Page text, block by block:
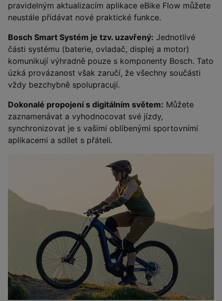
pravidelným aktualizacím aplikace eBike Flow můžete
neustále přidávat nové praktické funkce.
Bosch Smart Systém je tzv. uzavřený: Jednotlivé
části systému (baterie, ovladač, displej a motor)
komunikují výhradně pouze s komponenty Bosch. Tato
úzká provázanost však zaručí, že všechny součásti
vždy bezchybně spolupracují.
Dokonalé propojení s digitálním světem: Můžete
zaznamenávat a vyhodnocovat své jízdy,
synchronizovat je s vašimi oblíbenými sportovními
aplikacemi a sdílet s přáteli.